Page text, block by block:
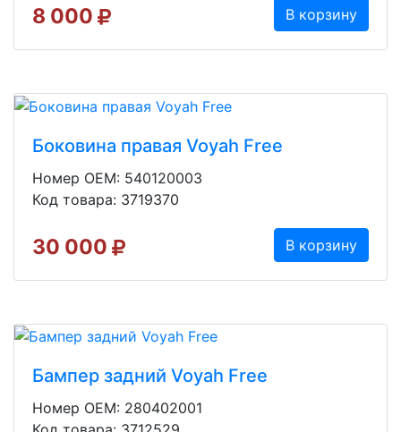
8 000 В корзину
Боковина правая Voyah Free
Номер OEM: 540120003
Код товара: 3719370
30 000 В корзину
Бампер задний Voyah Free
Номер OEM: 280402001